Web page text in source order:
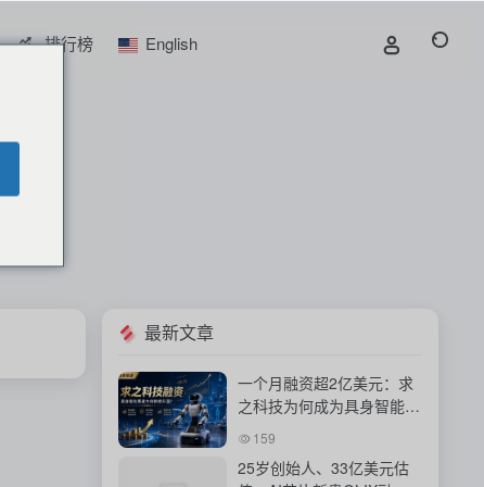
排行榜 English
最新文章
一个月融资超2亿美元：求
之科技为何成为具身智能资
本新宠？
159
25岁创始人、33亿美元估